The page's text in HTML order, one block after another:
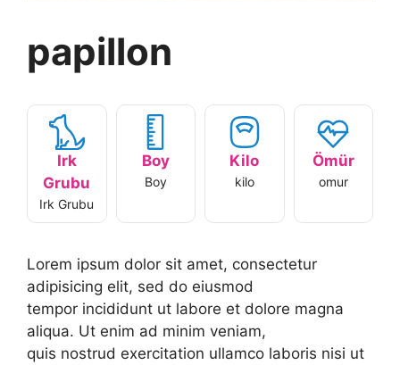
papillon
Irk
Grubu
Irk Grubu
Boy
Boy
Kilo
kilo
Ömür
omur
Lorem ipsum dolor sit amet, consectetur
adipisicing elit, sed do eiusmod
tempor incididunt ut labore et dolore magna
aliqua. Ut enim ad minim veniam,
quis nostrud exercitation ullamco laboris nisi ut